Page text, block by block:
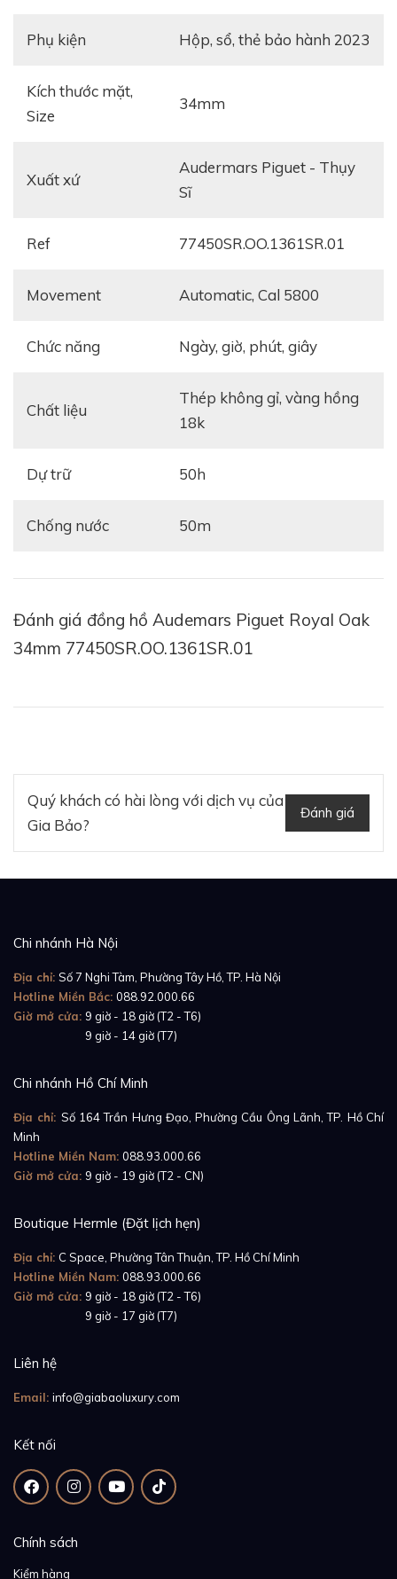
Phụ kiện hộp, sổ, thẻ bảo hành 2023
Kích thước mặt,
Size
34mm
Xuất xứ
Audermars Piguet - Thụy
Sĩ
Ref 77450SR.OO.1361SR.01
Movement Automatic, Cal 5800
Chức năng ngày, giờ, phút, giây
Chất liệu
Thép không gỉ, vàng hồng
18k
Dự trữ 50h
Chống nước 50m
Đánh giá đồng hồ Audemars Piguet Royal Oak
34mm 77450SR.OO.1361SR.01
Quý khách có hài lòng với dịch vụ của
Gia Bảo?
Đánh giá
Chi nhánh Hà Nội
Địa chỉ: Số 7 Nghi Tàm, Phường Tây Hồ, TP. Hà Nội
Hotline Miền Bắc: 088.92.000.66
Giờ mở cửa: 9 giờ - 18 giờ (T2 - T6)
9 giờ - 14 giờ (T7)
Chi nhánh Hồ Chí Minh
Địa chỉ: Số 164 Trần Hưng Đạo, Phường Cầu Ông Lãnh, TP. Hồ Chí
Minh
Hotline Miền Nam: 088.93.000.66
Giờ mở cửa: 9 giờ - 19 giờ (T2 - CN)
Boutique Hermle (Đặt lịch hẹn)
Địa chỉ: C Space, Phường Tân Thuận, TP. Hồ Chí Minh
Hotline Miền Nam: 088.93.000.66
Giờ mở cửa: 9 giờ - 18 giờ (T2 - T6)
9 giờ - 17 giờ (T7)
Liên hệ
Email: info@giabaoluxury.com
Kết nối
Chính sách
Kiểm hàng